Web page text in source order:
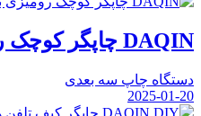
DAQIN چاپگر کوچک رومیزی بدون سیم دیجیتالی سفارشی برای آیفون
دستگاه چاپ سه بعدی
2025-01-20